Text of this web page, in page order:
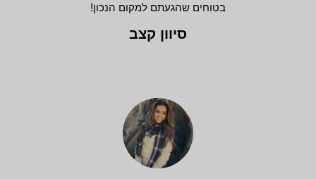
בטוחים שהגעתם למקום הנכון!
סיוון קצב